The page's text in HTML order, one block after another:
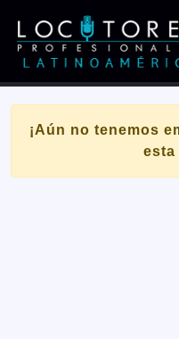
¡Aún no tenemos
esta